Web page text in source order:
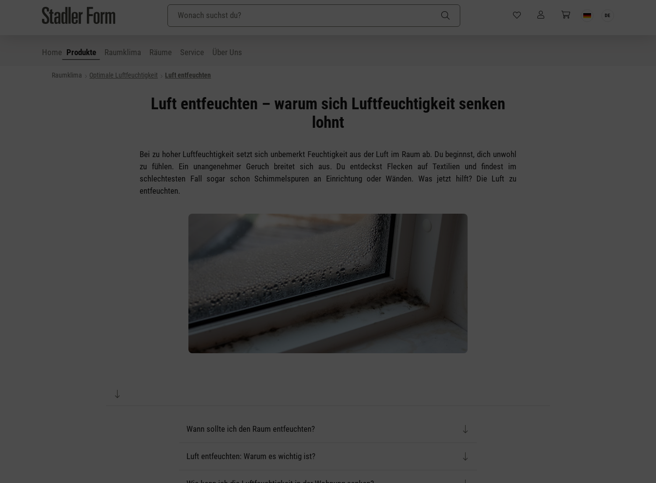
Hauptinhalt springen
Zur Suche springen
Zur Hauptnavigation springen
DE
Home Produkte Raumklima Räume Service Über Uns
Raumklima Optimale Luftfeuchtigkeit Luft entfeuchten
Luft entfeuchten – warum sich Luftfeuchtigkeit senken
lohnt
Bei zu hoher Luftfeuchtigkeit setzt sich unbemerkt Feuchtigkeit aus der Luft im Raum ab. Du beginnst, dich unwohl
zu fühlen. Ein unangenehmer Geruch breitet sich aus. Du entdeckst Flecken auf Textilien und findest im
schlechtesten Fall sogar schon Schimmelspuren an Einrichtung oder Wänden. Was jetzt hilft? Die Luft zu
entfeuchten.
Wann sollte ich den Raum entfeuchten?
Luft entfeuchten: Warum es wichtig ist?